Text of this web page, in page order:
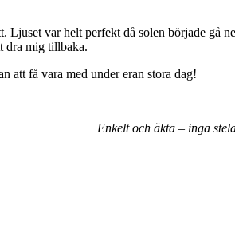
var helt perfekt då solen började gå
dra mig tillbaka.
att få vara med under eran stora dag!
Enkelt och äkta – inga